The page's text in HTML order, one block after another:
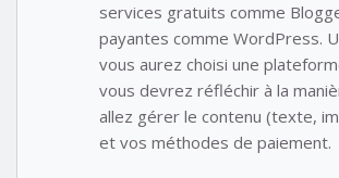
services gratuits comme
payantes comme WordPress.
vous aurez choisi une
vous devrez réfléchir à la
allez gérer le contenu (texte,
et vos méthodes de paiement.